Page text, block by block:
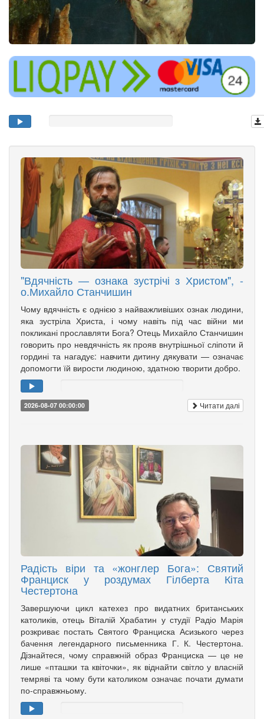
"Вдячність — ознака зустрічі з Христом", -
о.Михайло Станчишин
Чому вдячність є однією з найважливіших ознак людини,
яка зустріла Христа, і чому навіть під час війни ми
покликані прославляти Бога? Отець Михайло Станчишин
говорить про невдячність як прояв внутрішньої сліпоти й
гордині та нагадує: навчити дитину дякувати — означає
допомогти їй вирости людиною, здатною творити добро.
2026-08-07 00:00:00 Читати далі
Радість віри та «жонглер Бога»: Святий
Франциск у роздумах Гілберта Кіта
Честертона
Завершуючи цикл катехез про видатних британських
католиків, отець Віталій Храбатин у студії Радіо Марія
розкриває постать Святого Франциска Асизького через
бачення легендарного письменника Г. К. Честертона.
Дізнайтеся, чому справжній образ Франциска — це не
лише «пташки та квіточки», як віднайти світло у власній
темряві та чому бути католиком означає почати думати
по-справжньому.